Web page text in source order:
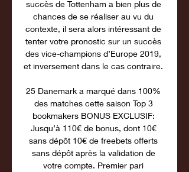
succès de Tottenham a bien plus de
chances de se réaliser au vu du
contexte, il sera alors intéressant de
tenter votre pronostic sur un succès
des vice-champions d’Europe 2019,
et inversement dans le cas contraire.
25 Danemark a marqué dans 100%
des matches cette saison Top 3
bookmakers BONUS EXCLUSIF:
Jusqu’à 110€ de bonus, dont 10€
sans dépôt 10€ de freebets offerts
sans dépôt après la validation de
votre compte. Premier pari